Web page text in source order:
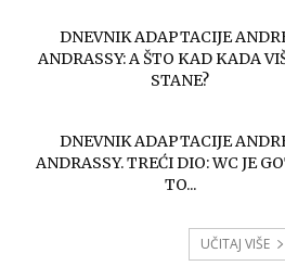
DNEVNIK ADAPTACIJE
ANDRASSY: A ŠTO KAD KADA
STANE?
DNEVNIK ADAPTACIJE
ANDRASSY. TREĆI DIO: WC JE
TO...
UČITAJ VIŠE